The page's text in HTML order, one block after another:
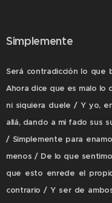
Simplemente
Será contradicción lo que
Ahora dice que es malo
ni siquiera duele / Y yo,
allá, dando a mi fado sus
/ Simplemente para
menos / De lo que
que esto enrede el
contrario / Y ser de